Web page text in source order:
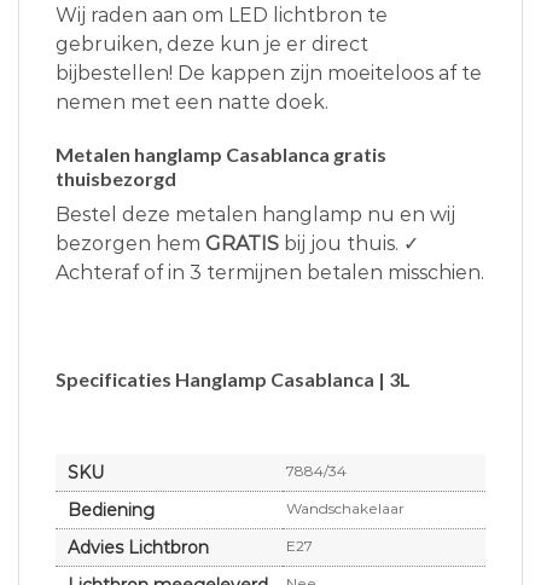
Wij raden aan om LED lichtbron te
gebruiken, deze kun je er direct
bijbestellen! De kappen zijn moeiteloos af te
nemen met een natte doek.
Metalen hanglamp Casablanca gratis
thuisbezorgd
Bestel deze metalen hanglamp nu en wij
bezorgen hem GRATIS bij jou thuis. ✓
Achteraf of in 3 termijnen betalen misschien.
Specificaties Hanglamp Casablanca | 3L
SKU 7884/34
Bediening Wandschakelaar
Advies Lichtbron E27